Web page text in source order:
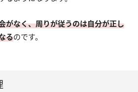
がなく、周りが従うのは自分が正し
るのです。